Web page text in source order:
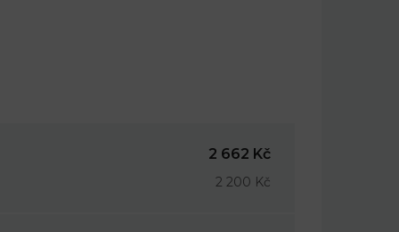
2 662 Kč
2 200 Kč